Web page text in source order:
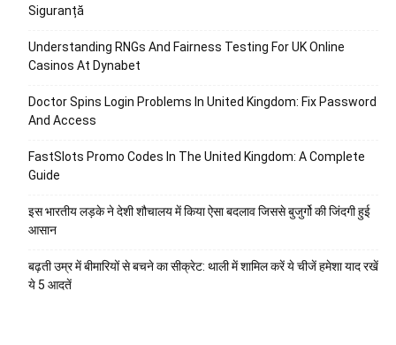
Siguranță
Understanding RNGs And Fairness Testing For UK Online
Casinos At Dynabet
Doctor Spins Login Problems In United Kingdom: Fix Password
And Access
FastSlots Promo Codes In The United Kingdom: A Complete
Guide
इस भारतीय लड़के ने देशी शौचालय में किया ऐसा बदलाव जिससे बुजुर्गो की जिंदगी हुई
आसान
बढ़ती उम्र में बीमारियों से बचने का सीक्रेट: थाली में शामिल करें ये चीजें हमेशा याद रखें
ये 5 आदतें